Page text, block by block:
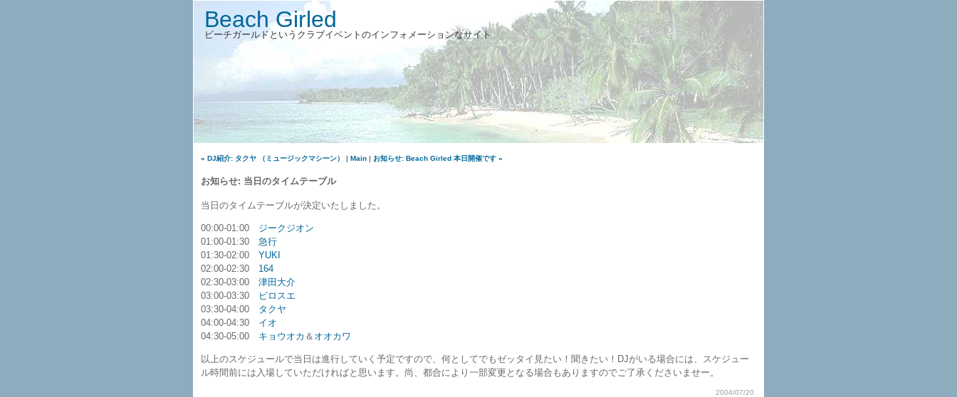
Beach Girled
ビーチガールドというクラブイベントのインフォメーションなサイト
« DJ紹介: タクヤ （ミュージックマシーン） | Main | お知らせ: Beach Girled 本日開催です »
お知らせ: 当日のタイムテーブル
当日のタイムテーブルが決定いたしました。
00:00-01:00 ジークジオン
01:00-01:30 急行
01:30-02:00 YUKI
02:00-02:30 164
02:30-03:00 津田大介
03:00-03:30
ピロスエ
03:30-04:00 タクヤ
04:00-04:30 イオ
04:30-05:00 キョウオカ ＆ オオカワ
以上のスケジュールで当日は進行していく予定ですので、何としてでもゼッタイ見たい！聞きたい！DJがいる場合には、スケジュー
ル時間前には入場していただければと思います。尚、都合により一部変更となる場合もありますのでご了承くださいませー。
2004/07/20